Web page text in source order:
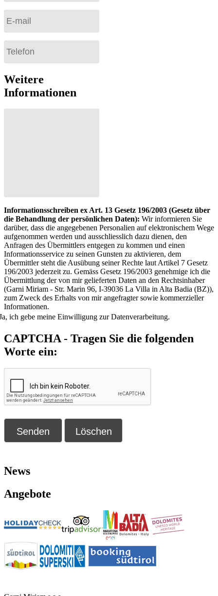
Weitere
Informationen
Informationsschreiben ex Art. 13 Gesetz 196/2003 (Gesetz über
die Behandlung der persönlichen Daten): Wir informieren Sie
darüber, dass die angegebenen Personalien auf elektronischem Wege
aufgenommen werden und ausschliesslich dazu dienen, den
Anfragen des Übermittlers entgegen zu kommen und einen
Informationsservice zu seinen Gunsten zu aktivieren, dem
Übermittler steht die Ausübung seiner Rechte laut Artikel 7 Gesetz
196/2003 jederzeit zu. Gemäss Gesetz 196/2003 genehmige ich die
Übermittlung der von mir gelieferten Daten an den Rechtsinhaber
(Garni Miriam - Str. Marin 96, I-39036 La Villa in Alta Badia (BZ)),
zum Zweck des Erhalts von mir angefragter sowie kommerzieller
Informationen.
ich gebe meine Einwilligung zur Datenverarbeitung.
CAPTCHA - Tragen Sie die folgenden
Worte ein:
News
Angebote